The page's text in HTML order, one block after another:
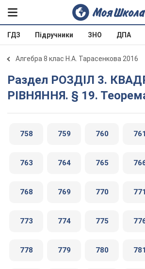
ГДЗ Підручники ЗНО ДПА
Алгебра 8 клас Н.А. Тарасенкова 2016
Раздел РОЗДІЛ 3. КВАДРАТНІ
РІВНЯННЯ. § 19.
758 759 760 761
763 764 765
768 769 770 771
773 774 775
778 779 780 781